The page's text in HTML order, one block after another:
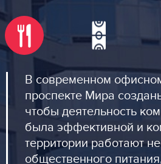
В современном
проспекте Мира
чтобы деятельность
была эффективной и
территории работают
общественного